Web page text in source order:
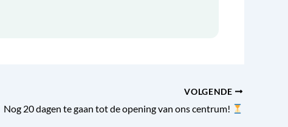
VOLGENDE
Nog 20 dagen te gaan tot de opening van ons centrum!